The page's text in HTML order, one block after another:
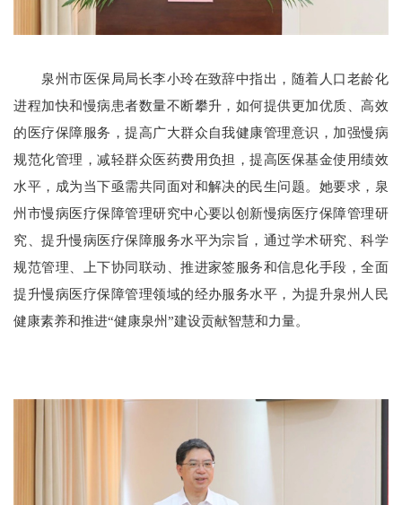
泉州市医保局局长李小玲在致辞中指出，随着人口老龄化
进程加快和慢病患者数量不断攀升，如何提供更加优质、高效
的医疗保障服务，提高广大群众自我健康管理意识，加强慢病
规范化管理，减轻群众医药费用负担，提高医保基金使用绩效
水平，成为当下亟需共同面对和解决的民生问题。她要求，泉
州市慢病医疗保障管理研究中心要以创新慢病医疗保障管理研
究、提升慢病医疗保障服务水平为宗旨，通过学术研究、科学
规范管理、上下协同联动、推进家签服务和信息化手段，全面
提升慢病医疗保障管理领域的经办服务水平，为提升泉州人民
健康素养和推进“健康泉州”建设贡献智慧和力量。